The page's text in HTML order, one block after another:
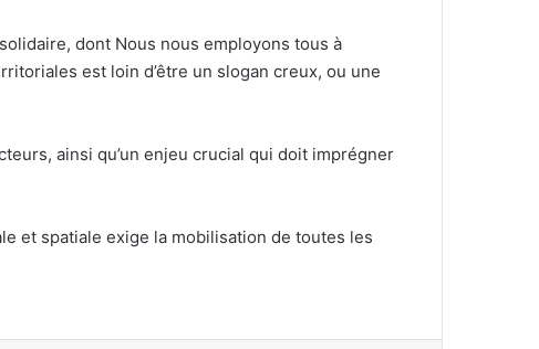
dont Nous nous employons tous à
est loin d’être un slogan creux, ou une
ainsi qu’un enjeu crucial qui doit imprégner
et spatiale exige la mobilisation de toutes les